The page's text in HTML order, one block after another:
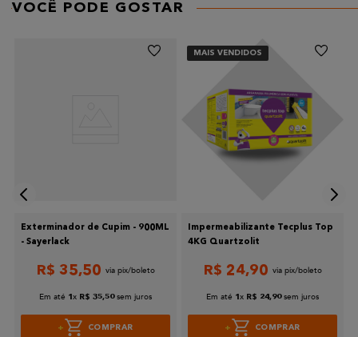
VOCÊ PODE GOSTAR
Exterminador de Cupim - 900ML
- Sayerlack
R$ 35,50
Em até 1 x R$ 35,50 sem juros
COMPRAR
MAIS VENDIDOS
Impermeabilizante Tecplus Top
4KG Quartzolit
R$ 24,90
Em até 1 x R$ 24 ,90 sem juros
COMPRAR